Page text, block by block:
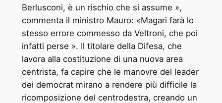
Berlusconi, è un rischio che si assume »,
commenta il ministro Mauro: «Magari farà lo
stesso errore commesso da Veltroni, che poi
infatti perse ». Il titolare della Difesa, che
lavora alla costituzione di una nuova area
centrista, fa capire che le manovre del leader
dei democrat mirano a rendere più difficile la
ricomposizione del centrodestra, creando un